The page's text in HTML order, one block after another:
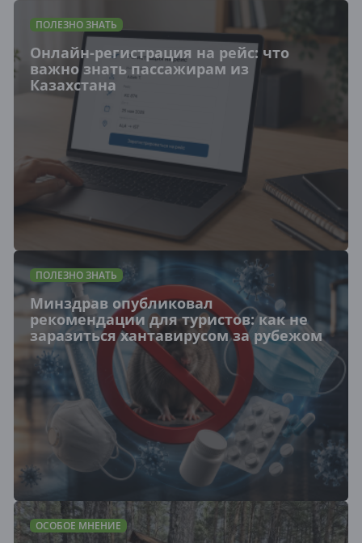
ПОЛЕЗНО ЗНАТЬ
Онлайн-регистрация на рейс: что
важно знать пассажирам из
Казахстана
ПОЛЕЗНО ЗНАТЬ
Минздрав опубликовал
рекомендации для туристов: как не
заразиться хантавирусом за рубежом
ОСОБОЕ МНЕНИЕ